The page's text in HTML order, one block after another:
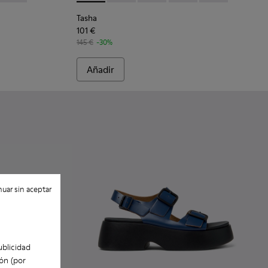
(por
sin aceptar
Tasha
101 €
145 € -30%
Añadir